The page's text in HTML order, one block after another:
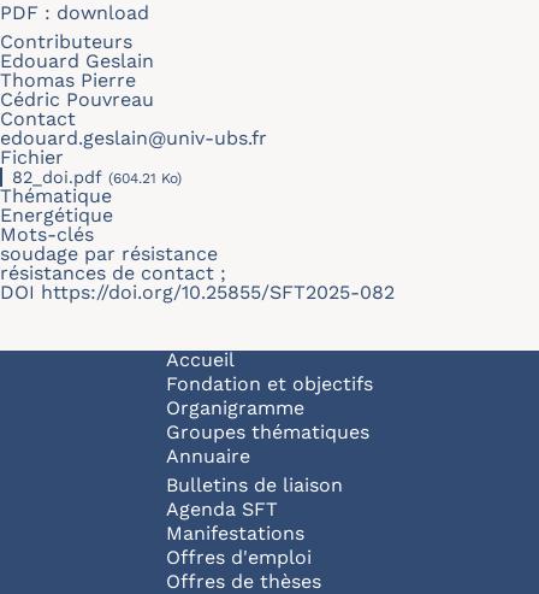
PDF : download
Contributeurs
Edouard Geslain
Thomas Pierre
Cédric Pouvreau
Contact
edouard.geslain@univ-ubs.fr
Fichier
82_doi.pdf (604.21 Ko)
Thématique
Energétique
Mots-clés
soudage par résistance
résistances de contact ;
DOI https://doi.org/10.25855/SFT2025-082
Navigation principale
Accueil
Fondation et objectifs
Organigramme
Groupes thématiques
Annuaire
Bulletins de liaison
Agenda SFT
Manifestations
Offres d'emploi
Offres de thèses